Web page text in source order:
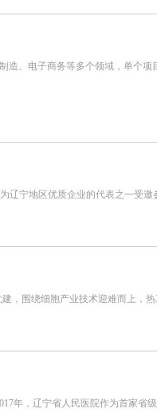
、电子商务等多个领域，单个项
辽宁地区优质企业的代表之一受邀
，围绕细胞产业技术迎难而上，热
年，辽宁省人民医院作为首家省